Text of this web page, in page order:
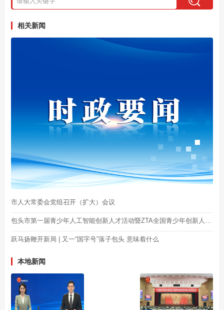
相关新闻
市人大常委会党组召开（扩大）会议
跃马扬鞭开新局 | 又一“国字号”落子包头 意味着什么
本地新闻